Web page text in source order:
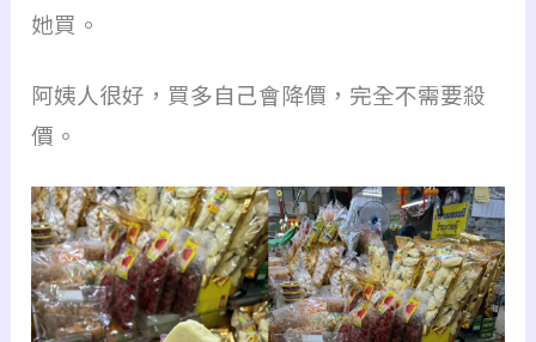
她買。
阿姨人很好，買多自己會降價，完全不需要殺
價。